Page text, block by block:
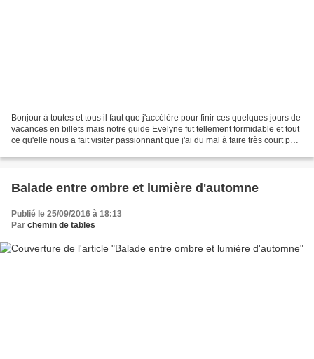
Bonjour à toutes et tous il faut que j'accélère pour finir ces quelques jours de
vacances en billets mais notre guide Evelyne fut tellement formidable et tout
ce qu'elle nous a fait visiter passionnant que j'ai du mal à faire très court par
Balade entre ombre et lumière d'automne
Publié le 25/09/2016 à 18:13
Par chemin de tables